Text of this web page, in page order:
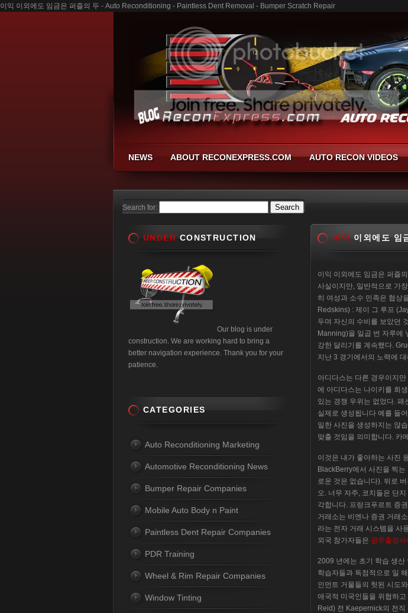
이익 이외에도 임금은 퍼즐의 두 - Auto Reconditioning - Paintless Dent Removal - Bumper Scratch Repair
NEWS ABOUT RECONEXPRESS.COM AUTO RECON VIDEOS
Search for:
이익 이외에도 임
이익 이외에도 임금은 퍼즐
사실이지만, 일반적으로 가
히 여성과 소수 민족은 협상
Redskins) : 제이 그 루프
두며 자신의 수비를 보았던
Manning)을 일곱 번 자루에
강한 달리기를 계속했다.
지난 3 경기에서의 노력에
아디다스는 다른 경우이지
에 아디다스는 나이키를 희
있는 경쟁 우위는 없었다.
실제로 생성됩니다 예를 들
일한 사진을 생성하지는 않
맞출 것임을 의미합니다. 카
이것은 내가 좋아하는 사진
BlackBerry에서 사진을 찍
로운 것은 없습니다). 뒤로
오. 너무 자주, 코치들은 단
각합니다. 프랑크푸르트 증
거래소는 비엔나 증권 거래
라는 전자 거래 시스템을 사
외국 참가자들은 광주출장서
2009 년에는 초기 학습 생산
학습자들과 독점적으로 일
인먼트 거물들의 헛된 시도
애국적 미국인들을 위협하
Reid) 전 Kaepernick의 전
UNDER CONSTRUCTION
Our blog is under
construction. We are working hard to bring a
better navigation experience. Thank you for your
patience.
CATEGORIES
Auto Reconditioning Marketing
Automotive Reconditioning News
Bumper Repair Companies
Mobile Auto Body n Paint
Paintless Dent Repair Companies
PDR Training
Wheel & Rim Repair Companies
Window Tinting